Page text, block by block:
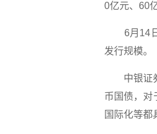
0亿元、60
6月14日
发行规模。
中银证券
币国债，对
国际化等都